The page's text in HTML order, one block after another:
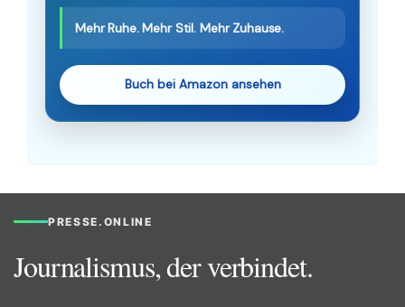
Mehr Ruhe. Mehr Stil. Mehr Zuhause.
Buch bei Amazon ansehen
PRESSE.ONLINE
Journalismus, der verbindet.